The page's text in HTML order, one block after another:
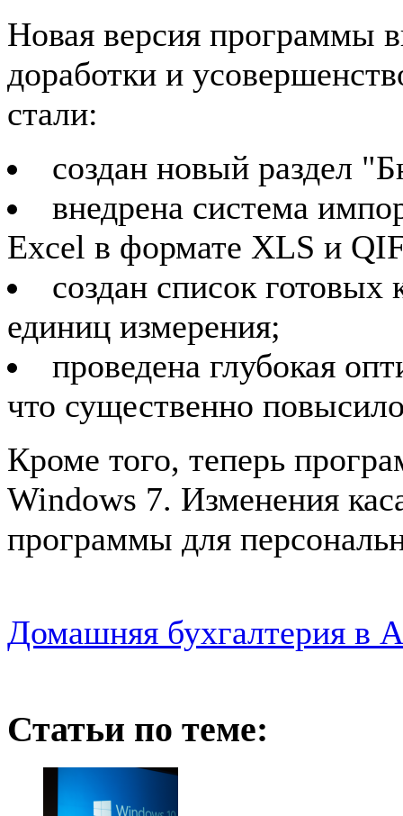
Новая версия программы
доработки и
стали:
создан новый раздел
внедрена система
Excel в формате XLS и
создан список готовых
единиц измерения;
проведена глубокая
что существенно
Кроме того, теперь
Windows 7. Изменения
программы для
Домашняя бухгалтерия в
Статьи по теме: